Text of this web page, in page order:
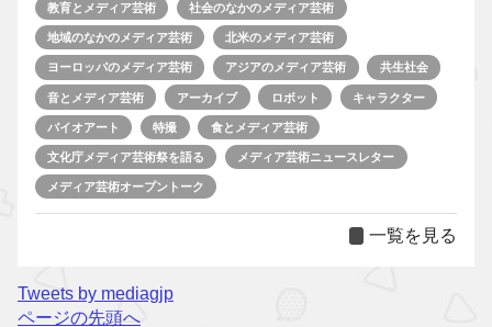
教育とメディア芸術 社会のなかのメディア芸術
地域のなかのメディア芸術 北米のメディア芸術
ヨーロッパのメディア芸術 アジアのメディア芸術 共生社会
音とメディア芸術 アーカイブ ロボット キャラクター
バイオアート 特撮 食とメディア芸術
文化庁メディア芸術祭を語る メディア芸術ニュースレター
メディア芸術オープントーク
一覧を見る
Tweets by mediagjp
ページの先頭へ